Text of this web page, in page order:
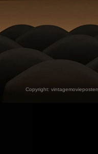
Copyright: